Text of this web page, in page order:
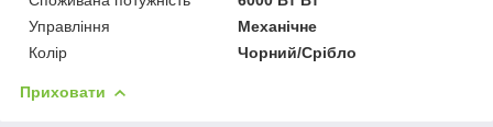
Управління
Механічне
Колір
Чорний/Срібло
Приховати